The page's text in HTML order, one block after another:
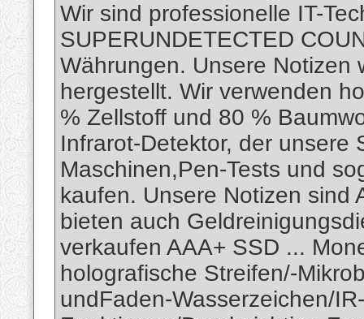
​Wir sind professionelle IT-
SUPERUNDETECTED
Währungen. Unsere Notizen
hergestellt. Wir verwenden
% Zellstoff und 80 %
Infrarot-Detektor, der unsere
Maschinen,Pen-Tests und
kaufen. Unsere Notizen sind
bieten auch
verkaufen AAA+ SSD ...
holografische Streifen/-
undFaden-Wasserzeichen/